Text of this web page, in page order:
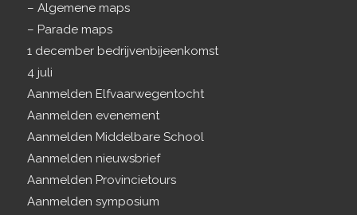
– Algemene maps
– Parade maps
1 december bedrijvenbijeenkomst
4 juli
Aanmelden Elfvaarwegentocht
Aanmelden evenement
Aanmelden Middelbare School
Aanmelden nieuwsbrief
Aanmelden Provincietours
Aanmelden symposium